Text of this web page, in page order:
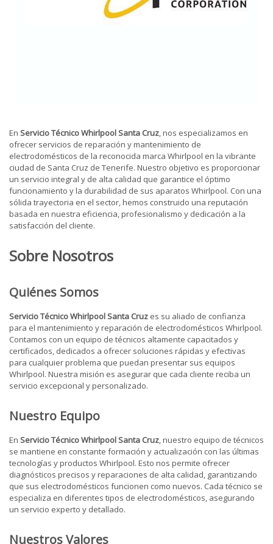
En Servicio Técnico Whirlpool Santa Cruz, nos especializamos en
ofrecer servicios de reparación y mantenimiento de
electrodomésticos de la reconocida marca Whirlpool en la vibrante
ciudad de Santa Cruz de Tenerife. Nuestro objetivo es proporcionar
un servicio integral y de alta calidad que garantice el óptimo
funcionamiento y la durabilidad de sus aparatos Whirlpool. Con una
sólida trayectoria en el sector, hemos construido una reputación
basada en nuestra eficiencia, profesionalismo y dedicación a la
satisfacción del cliente.
Sobre Nosotros
Quiénes Somos
Servicio Técnico Whirlpool Santa Cruz es su aliado de confianza
para el mantenimiento y reparación de electrodomésticos Whirlpool.
Contamos con un equipo de técnicos altamente capacitados y
certificados, dedicados a ofrecer soluciones rápidas y efectivas
para cualquier problema que puedan presentar sus equipos
Whirlpool. Nuestra misión es asegurar que cada cliente reciba un
servicio excepcional y personalizado.
Nuestro Equipo
En Servicio Técnico Whirlpool Santa Cruz, nuestro equipo de técnicos
se mantiene en constante formación y actualización con las últimas
tecnologías y productos Whirlpool. Esto nos permite ofrecer
diagnósticos precisos y reparaciones de alta calidad, garantizando
que sus electrodomésticos funcionen como nuevos. Cada técnico se
especializa en diferentes tipos de electrodomésticos, asegurando
un servicio experto y detallado.
Nuestros Valores